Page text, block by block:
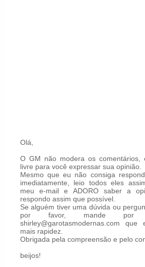
Olá,
O GM não modera os comentários,
livre para você expressar sua opinião.
Mesmo que eu não consiga
imediatamente, leio todos eles
meu e-mail e ADORO saber a
respondo assim que possível.
Se alguém tiver uma dúvida ou
por favor, mande por
shirley@garotasmodernas.com
mais rapidez.
Obrigada pela compreensão e pelo
beijos!